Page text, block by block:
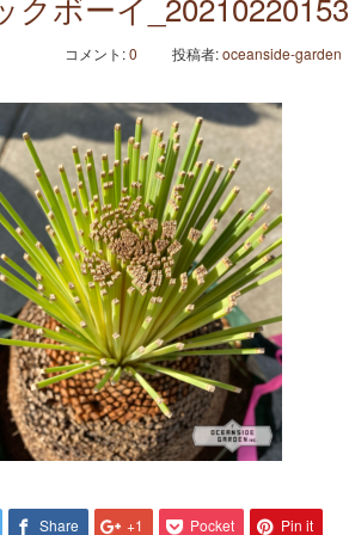
コメント:0 投稿者:oceanside-garden
Share +1 Pocket Pin it